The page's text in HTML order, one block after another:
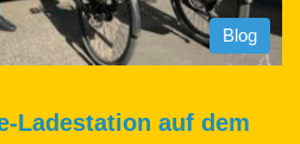
Blog
Ladestation auf dem